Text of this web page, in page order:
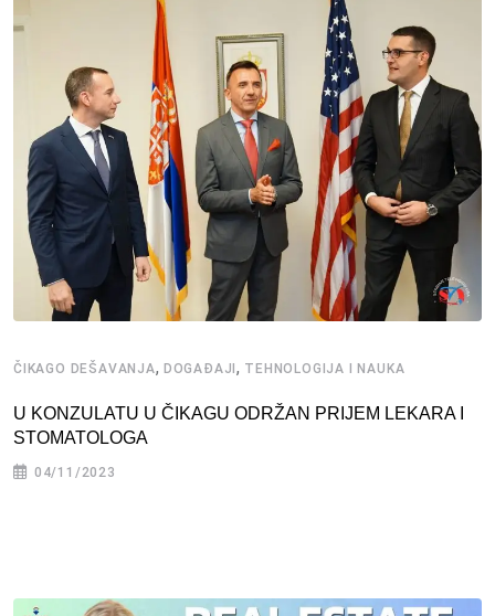
ČIKAGO DEŠAVANJA, DOGAĐAJI, TEHNOLOGIJA I NAUKA
U KONZULATU U ČIKAGU ODRŽAN PRIJEM LEKARA I
STOMATOLOGA
04/11/2023